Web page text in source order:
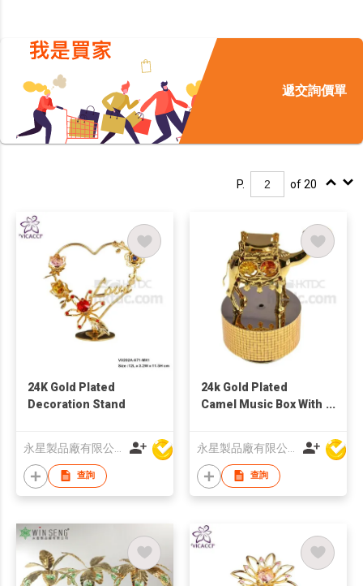
遞交詢價單
P. of 20
24K Gold Plated
Decoration Stand
查詢
24k Gold Plated
Camel Music Box With
查詢